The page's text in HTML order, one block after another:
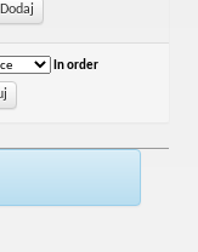
In order